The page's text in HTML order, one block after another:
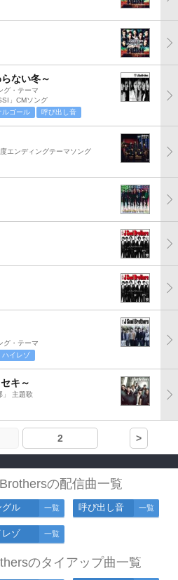
ない冬～
グ・テーマ
」CMソング
ルゴール 呼び出し音
エンディングテーマソング
グ・テーマ
ハイレゾ
キ～
」 主題歌
2 >
の配信曲一覧
グル 一覧 呼び出し音 一覧
レゾ 一覧
のタイアップ曲一覧